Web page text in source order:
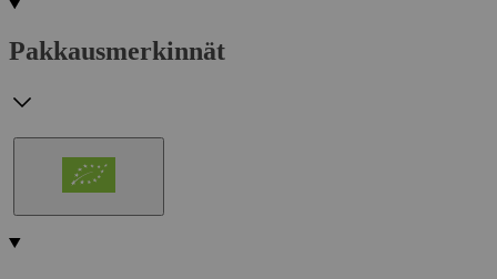
Pakkausmerkinnät